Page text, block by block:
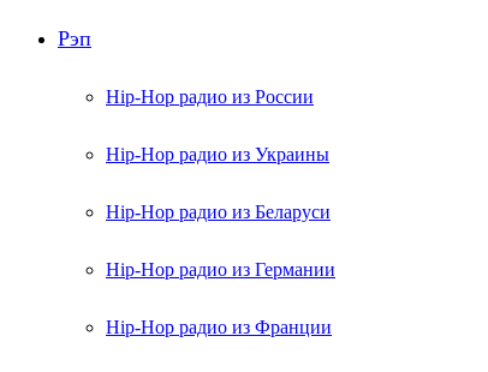
Рэп
Hip-Hop радио из России
Hip-Hop радио из Украины
Hip-Hop радио из Беларуси
Hip-Hop радио из Германии
Hip-Hop радио из Франции